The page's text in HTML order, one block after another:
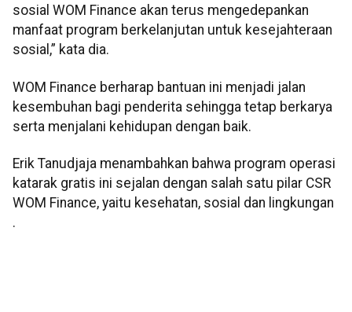
sosial WOM Finance akan terus mengedepankan
manfaat program berkelanjutan untuk kesejahteraan
sosial,” kata dia.
WOM Finance berharap bantuan ini menjadi jalan
kesembuhan bagi penderita sehingga tetap berkarya
serta menjalani kehidupan dengan baik.
Erik Tanudjaja menambahkan bahwa program operasi
katarak gratis ini sejalan dengan salah satu pilar CSR
WOM Finance, yaitu kesehatan, sosial dan lingkungan
.